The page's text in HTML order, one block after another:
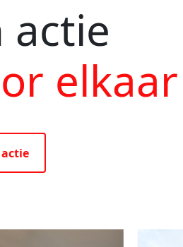
actie
elkaar